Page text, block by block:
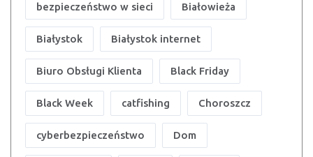
bezpieczeństwo w sieci Białowieża
Białystok Białystok internet
Biuro Obsługi Klienta Black Friday
Black Week catfishing Choroszcz
cyberbezpieczeństwo Dom